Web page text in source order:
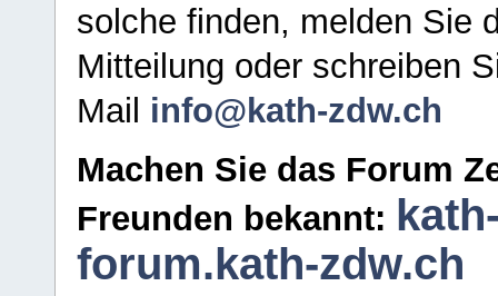
solche finden, melden Sie
Mitteilung oder schreiben
Mail info@kath-zdw.ch
Machen Sie das Forum
Freunden bekannt:
forum.kath-zdw.ch